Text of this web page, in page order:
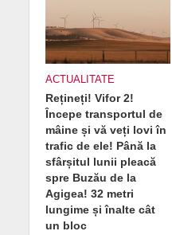
ACTUALITATE
Rețineți! Vifor 2!
Începe transportul de
mâine și vă veți lovi în
trafic de ele! Până la
sfârșitul lunii pleacă
spre Buzău de la
Agigea! 32 metri
lungime și înalte cât
un bloc